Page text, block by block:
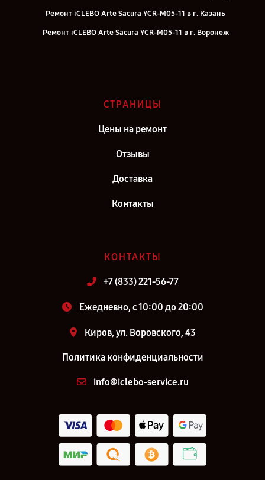
Ремонт iCLEBO Arte Sacura YCR-M05-11 в г. Казань
Ремонт iCLEBO Arte Sacura YCR-M05-11 в г. Воронеж
Ремонт iCLEBO Arte Sacura YCR-M05-11 в г. Санкт-Петербург
СТРАНИЦЫ
Цены на ремонт
Отзывы
Доставка
Контакты
КОНТАКТЫ
+7 (833) 221-56-77
Ежедневно, с 10:00 до 20:00
Киров, ул. Воровского, 43
Политика конфиденциальности
info@iclebo-service.ru